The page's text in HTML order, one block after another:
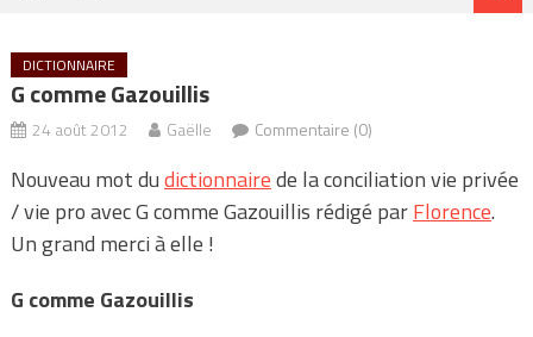
DICTIONNAIRE
G comme Gazouillis
24 août 2012 Gaëlle Commentaire (0)
Nouveau mot dudictionnairede la conciliation vie privée
/ vie pro avec G comme Gazouillis rédigé parFlorence.
Un grand merci à elle !
G comme Gazouillis